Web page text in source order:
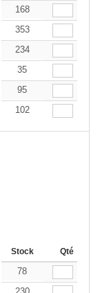
75.24
168
75.24
353
79.95
234
82.08
35
84.22
95
85.93
102
144-287 288 +
Stock Qté
75.24
78